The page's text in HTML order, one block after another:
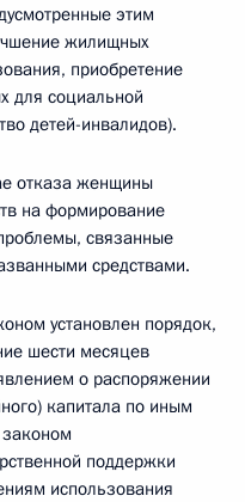
этим
жилищных
приобретение
для социальной
детей-инвалидов).
отказа женщины
на формирование
связанные
средствами.
установлен порядок,
шести месяцев
о распоряжении
капитала по иным
поддержки
использования